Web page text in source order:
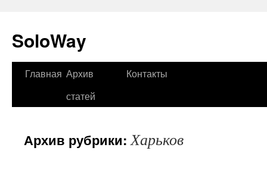
SoloWay
Перейти
Главная Архив
статей
Контакты
Архив рубрики:Харьков